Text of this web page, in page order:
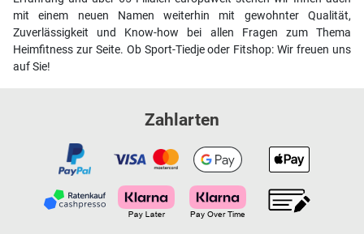
mit einem neuen Namen weiterhin mit gewohnter Qualität,
Zuverlässigkeit und Know-how bei allen Fragen zum Thema
Heimfitness zur Seite. Ob Sport-Tiedje oder Fitshop: Wir freuen uns
auf Sie!
Zahlarten